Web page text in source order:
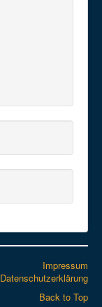
Impressum
Datenschutzerklärung
Back to Top